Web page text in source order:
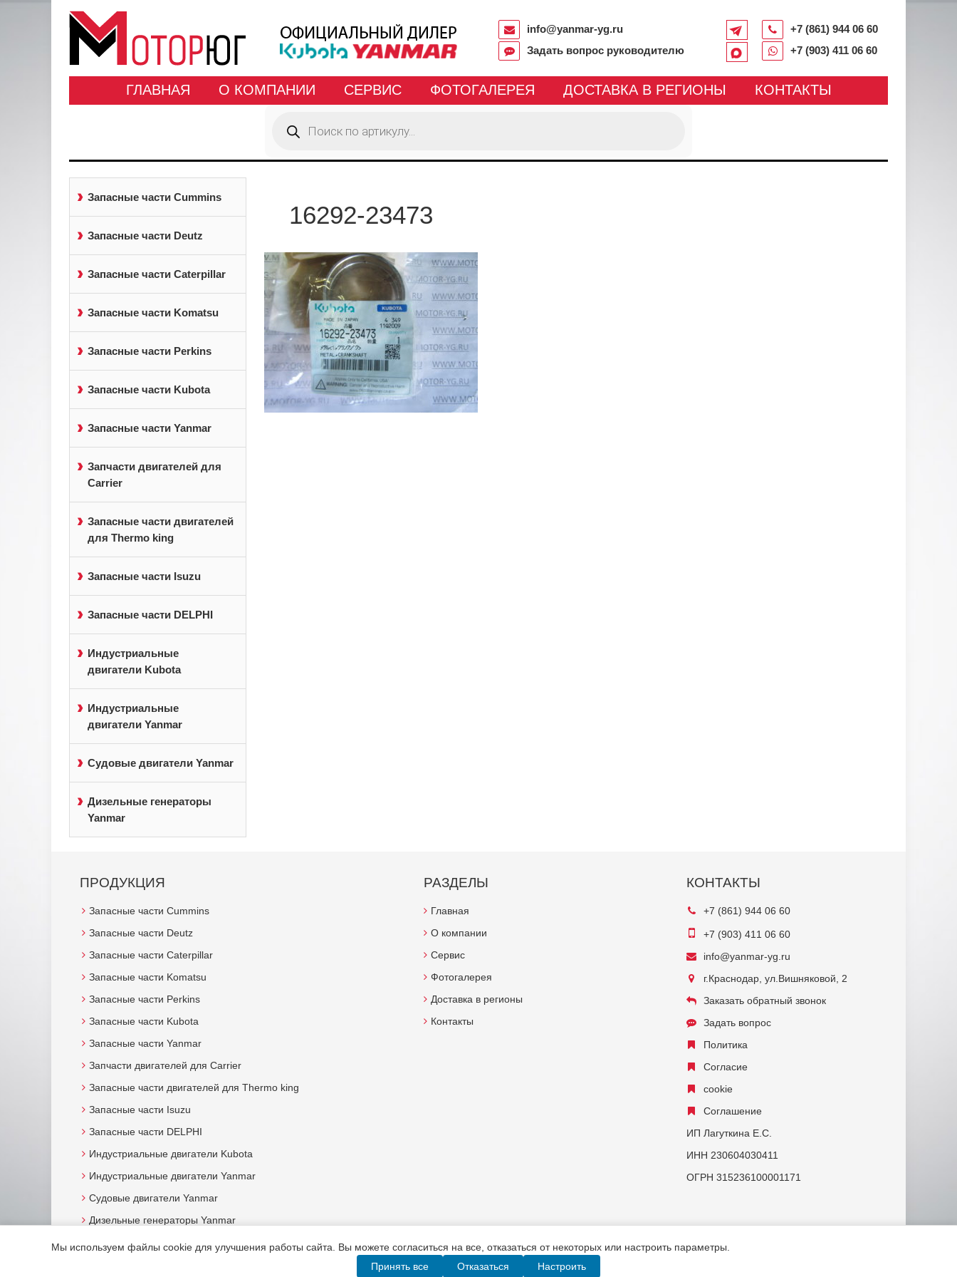
+7 (861) 944 06 60
+7 (903) 411 06 60
info@yanmar-yg.ru
Задать вопрос руководителю
ГЛАВНАЯ О КОМПАНИИ СЕРВИС ФОТОГАЛЕРЕЯ ДОСТАВКА В РЕГИОНЫ КОНТАКТЫ
товаров
Запасные части Cummins
Запасные части Deutz
Запасные части Caterpillar
Запасные части Komatsu
Запасные части Perkins
Запасные части Kubota
Запасные части Yanmar
Запчасти двигателей для
Carrier
Запасные части двигателей
для Thermo king
Запасные части Isuzu
Запасные части DELPHI
Индустриальные
двигатели Kubota
Индустриальные
двигатели Yanmar
Судовые двигатели Yanmar
Дизельные генераторы
Yanmar
16292-23473
ПРОДУКЦИЯ
Запасные части Cummins
Запасные части Deutz
Запасные части Caterpillar
Запасные части Komatsu
Запасные части Perkins
Запасные части Kubota
Запасные части Yanmar
Запчасти двигателей для Carrier
Запасные части двигателей для Thermo king
Запасные части Isuzu
Запасные части DELPHI
Индустриальные двигатели Kubota
Индустриальные двигатели Yanmar
Судовые двигатели Yanmar
Дизельные генераторы Yanmar
РАЗДЕЛЫ
Главная
О компании
Сервис
Фотогалерея
Доставка в регионы
Контакты
КОНТАКТЫ
+7 (861) 944 06 60
+7 (903) 411 06 60
info@yanmar-yg.ru
г.Краснодар, ул.Вишняковой, 2
Заказать обратный звонок
Задать вопрос
Политика
Согласие
cookie
Соглашение
ИП Лагуткина Е.С.
ИНН 230604030411
ОГРН 315236100001171
Мы используем файлы cookie для улучшения работы сайта. Вы можете согласиться на все, отказаться от некоторых или настроить параметры.
Принять все
Отказаться Настроить